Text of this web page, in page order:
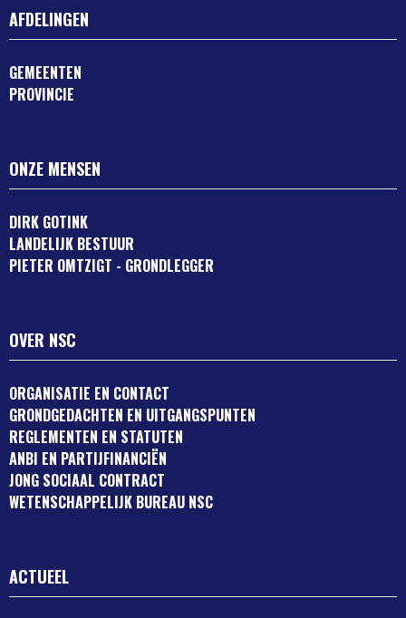
AFDELINGEN
GEMEENTEN
PROVINCIE
ONZE MENSEN
DIRK GOTINK
LANDELIJK BESTUUR
PIETER OMTZIGT - GRONDLEGGER
OVER NSC
ORGANISATIE EN CONTACT
GRONDGEDACHTEN EN UITGANGSPUNTEN
REGLEMENTEN EN STATUTEN
ANBI EN PARTIJFINANCIËN
JONG SOCIAAL CONTRACT
WETENSCHAPPELIJK BUREAU NSC
ACTUEEL